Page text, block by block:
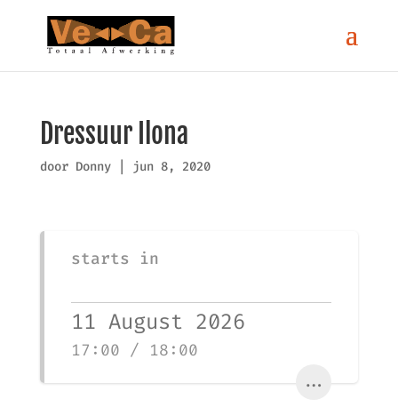
Dressuur Ilona
door Donny| jun 8, 2020
starts in
11 August 2026
17:00 / 18:00
...